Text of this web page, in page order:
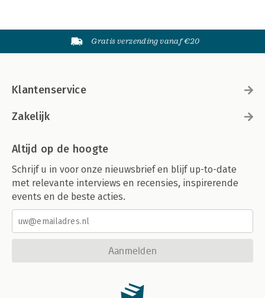
Gratis verzending vanaf €20
Klantenservice
Zakelijk
Altijd op de hoogte
Schrijf u in voor onze nieuwsbrief en blijf up-to-date
met relevante interviews en recensies, inspirerende
events en de beste acties.
Aanmelden